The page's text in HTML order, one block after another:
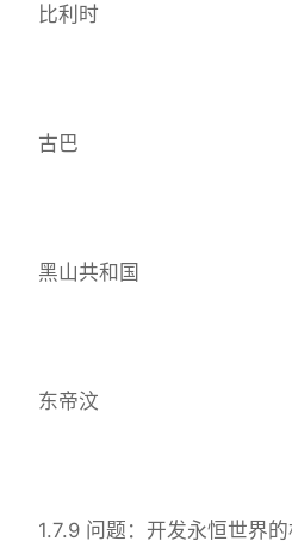
比利时
古巴
黑山共和国
东帝汶
1.7.9 问题：开发永恒世界